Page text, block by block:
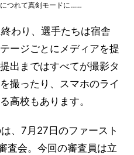
つれて真剣モードに……
わり、選手たちは宿舎
ージごとにメディアを提
出まではすべてが撮影タ
撮ったり、スマホのライ
高校もあります。
、7月27日のファースト
査会。今回の審査員は立